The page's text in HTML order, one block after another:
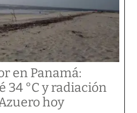
en Panamá:
34 °C y radiación
hoy